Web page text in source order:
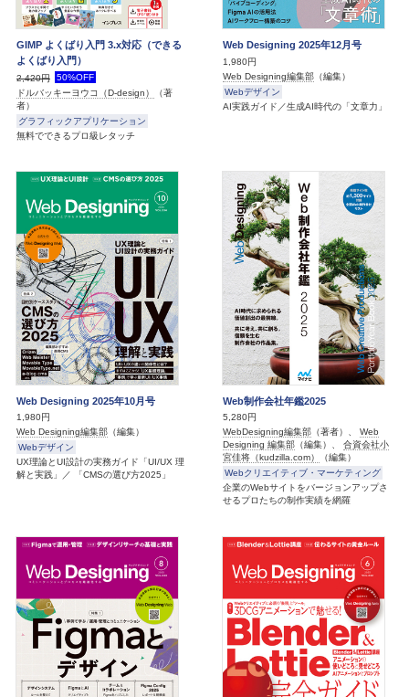
GIMP よくばり入門 3.x対応（できる
よくばり入門）
2,420円
50%OFF
ドルバッキーヨウコ（D-design）
（著
者）
グラフィックアプリケーション
無料でできるプロ級レタッチ
Web Designing 2025年12月号
1,980円
Web Designing編集部 （編集）
Webデザイン
AI実践ガイド／生成AI時代の「文章力」
Web Designing 2025年10月号
1,980円
Web Designing編集部 （編集）
Webデザイン
UX理論とUI設計の実務ガイド「UI/UX 理
解と実践」／ 「CMSの選び方2025」
Web制作会社年鑑2025
5,280円
WebDesigning編集部 （著者）、 Web
Designing 編集部 （編集）、 合資会社小
宮佳将（kudzilla.com）
（編集）
Webクリエイティブ・マーケティング
企業のWebサイトをバージョンアップさ
せるプロたちの制作実績を網羅